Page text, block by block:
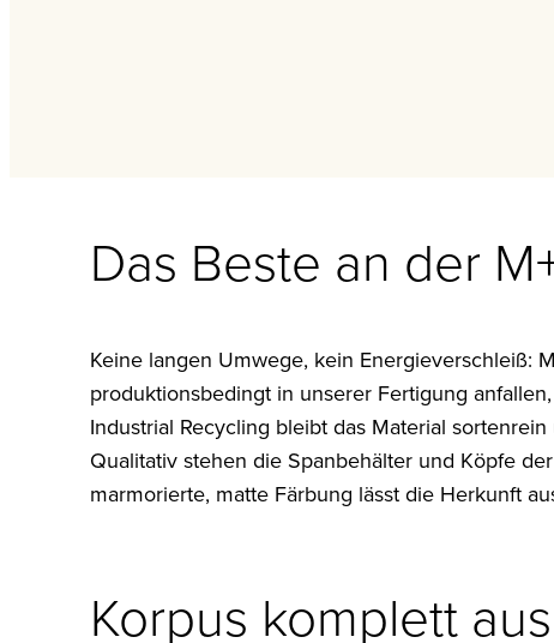
Das Beste an der
Keine langen Umwege, kein Energieverschleiß:
produktionsbedingt in unserer Fertigung
Industrial Recycling bleibt das Material
Qualitativ stehen die Spanbehälter und Köpfe
marmorierte, matte Färbung lässt die Herkunft
Korpus komplett aus